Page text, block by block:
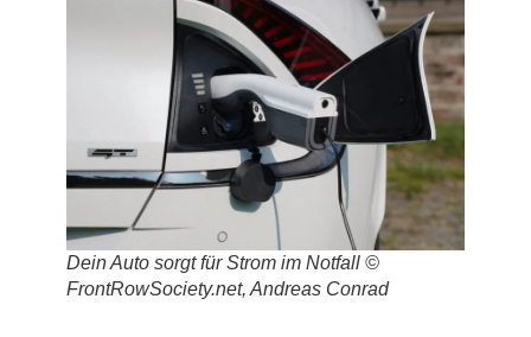
Dein Auto sorgt für Strom im Notfall ©
FrontRowSociety.net, Andreas Conrad